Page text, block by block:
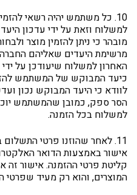
10. כל משתמש יהיה רשאי
למשלוח וזאת על ידי עדכון
מובהר כי ניתן להזמין מוצר
מרשימת היעדים שאליהם
האחרון למשלוח שיעודכן על
כיעד המבוקש של המשתמש
לוודא כי היעד המבוקש נכון
הסר ספק, כמובן שהמשתמש
למשלוח בכל הזמנה.
11. לאחר שהוזנו פרטי
אישור באמצעות הדואר
קליטת פרטי ההזמנה. אישור זה
המוצרים, והוא רק מעיד שפרטי